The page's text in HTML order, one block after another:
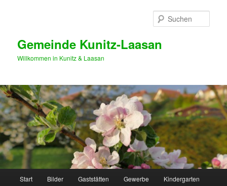
Gemeinde Kunitz-Laasan
Willkommen in Kunitz & Laasan
Start Bilder Gaststätten Gewerbe Kindergarten